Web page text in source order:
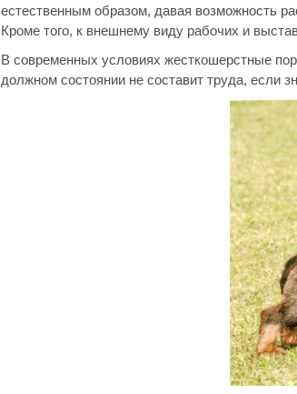
естественным образом, давая возможность
Кроме того, к внешнему виду рабочих и
В современных условиях жесткошерстные
должном состоянии не составит труда, если